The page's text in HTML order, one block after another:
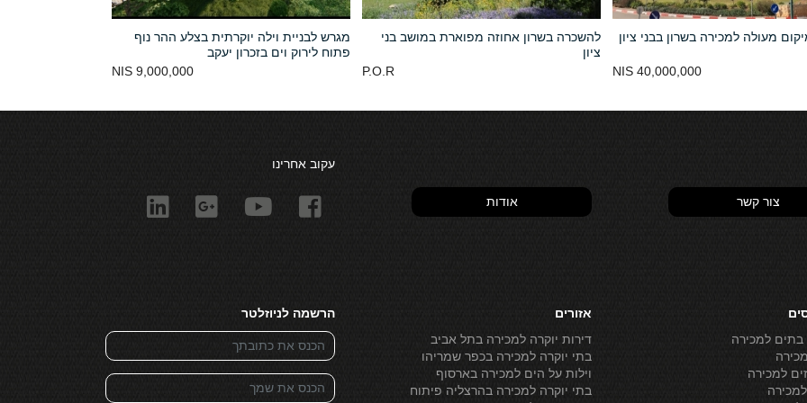
מגרש לבניית וילה יוקרתית בצלע ההר נוף
פתוח לירוק וים בזכרון יעקב
9,000,000 NIS
להשכרה בשרון אחוזה מפוארת במושב בני
ציון
P.O.R
מעולה למכירה בשרון בבני ציון
40,000,000 NIS
צור קשר אודות
עקוב אחרינו
בתים למכירה
למכירה
אזורים
דירות יוקרה למכירה בתל אביב
בתי יוקרה למכירה בכפר שמריהו
וילות על הים למכירה בארסוף
בתי יוקרה למכירה בהרצליה פיתוח
הרשמה לניוזלטר